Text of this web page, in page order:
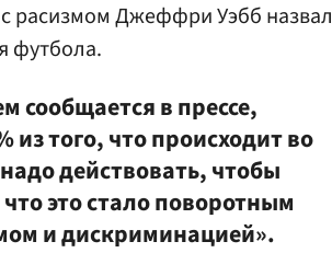
расизмом Джеффри Уэбб назвал
футбола.
сообщается в прессе,
из того, что происходит во
действовать, чтобы
это стало поворотным
и дискриминацией».